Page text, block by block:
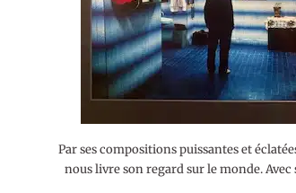
Par ses compositions puissantes et
nous livre son regard sur le monde.